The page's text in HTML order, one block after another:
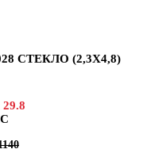
СТЕКЛО (2,3X4,8)
29.8